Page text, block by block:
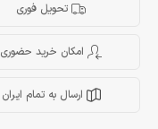
تحویل فوری
امکان خرید حضوری
ارسال به تمام ایران